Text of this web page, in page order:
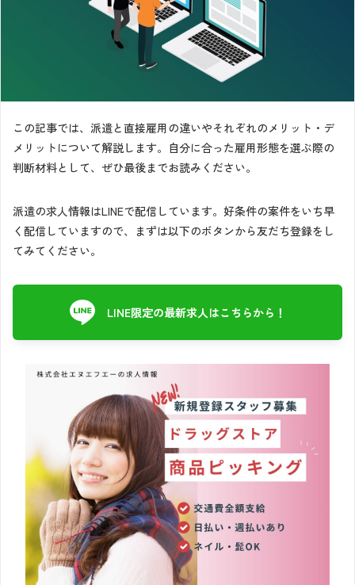
この記事では、派遣と直接雇用の違いやそれぞれのメリット・デ
メリットについて解説します。自分に合った雇用形態を選ぶ際の
判断材料として、ぜひ最後までお読みください。
派遣の求人情報はLINEで配信しています。好条件の案件をいち早
く配信していますので、まずは以下のボタンから友だち登録をし
てみてください。
LINE限定の最新求人はこちらから！